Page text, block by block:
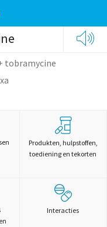
tobramycine
Produkten, hulpstoffen,
toediening en tekorten
Interacties